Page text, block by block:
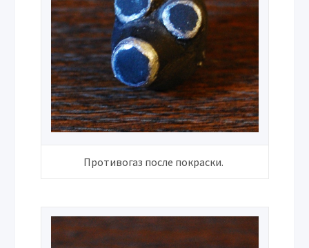
Противогаз после покраски.